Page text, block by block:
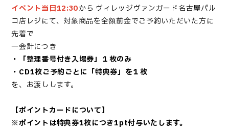
イベント当日12:30から ヴィレッジヴァンガード名古屋パル
コ店レジにて、対象商品を全額前金でご予約いただいた方に
先着で
一会計につき
・「整理番号付き入場券」１枚のみ
・CD1枚ご予約ごとに「特典券」を１枚
を、お渡しします。
【ポイントカードについて】
※ポイントは特典券1枚につき1pt付与いたします。